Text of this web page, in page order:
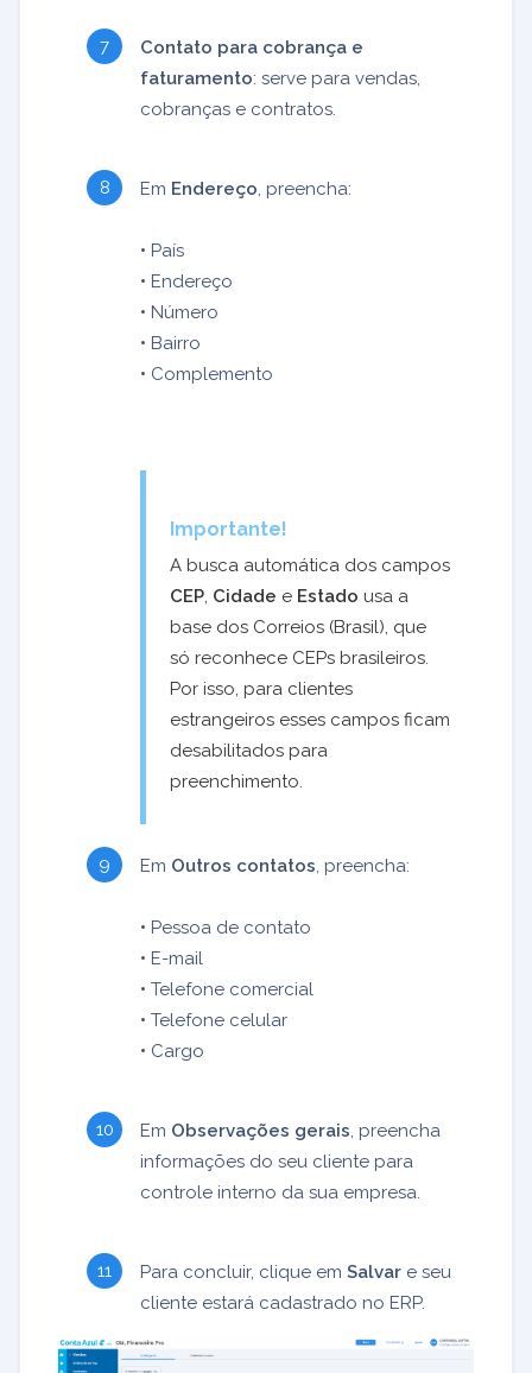
Contato para cobrança e
faturamento: serve para vendas,
cobranças e contratos.
Em Endereço , preencha:
• País
• Endereço
• Número
• Bairro
• Complemento
Importante!
A busca automática dos campos
CEP, Cidade e Estado usa a
base dos Correios (Brasil), que
só reconhece CEPs brasileiros.
Por isso, para clientes
estrangeiros esses campos ficam
desabilitados para
preenchimento.
Em Outros contatos, preencha:
• Pessoa de contato
• E-mail
• Telefone comercial
• Telefone celular
• Cargo
Em Observações gerais, preencha
informações do seu cliente para
controle interno da sua empresa.
Para concluir, clique em Salvar e seu
cliente estará cadastrado no ERP.